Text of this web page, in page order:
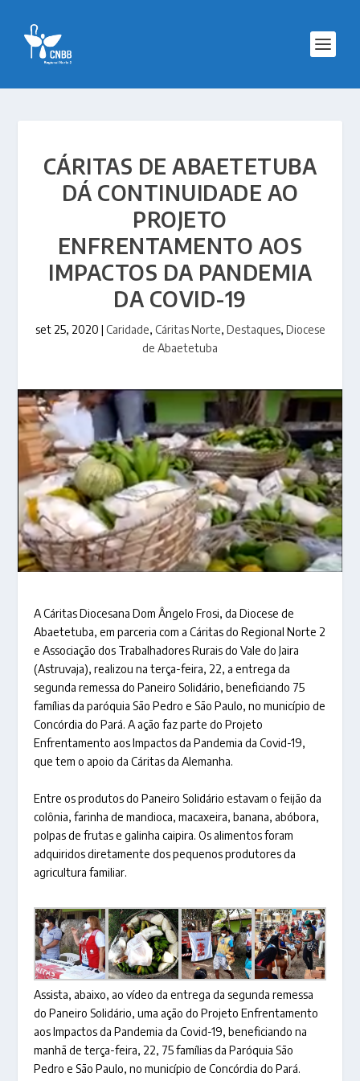
CÁRITAS DE ABAETETUBA
DÁ CONTINUIDADE AO
PROJETO
ENFRENTAMENTO AOS
IMPACTOS DA PANDEMIA
DA COVID-19
set 25, 2020 | Caridade, Cáritas Norte, Destaques, Diocese
de Abaetetuba
A Cáritas Diocesana Dom Ângelo Frosi, da Diocese de
Abaetetuba, em parceria com a Cáritas do Regional Norte 2
e Associação dos Trabalhadores Rurais do Vale do Jaira
(Astruvaja), realizou na terça-feira, 22, a entrega da
segunda remessa do Paneiro Solidário, beneficiando 75
famílias da paróquia São Pedro e São Paulo, no município de
Concórdia do Pará. A ação faz parte do Projeto
Enfrentamento aos Impactos da Pandemia da Covid-19,
que tem o apoio da Cáritas da Alemanha.
Entre os produtos do Paneiro Solidário estavam o feijão da
colônia, farinha de mandioca, macaxeira, banana, abóbora,
polpas de frutas e galinha caipira. Os alimentos foram
adquiridos diretamente dos pequenos produtores da
agricultura familiar.
Assista, abaixo, ao vídeo da entrega da segunda remessa
do Paneiro Solidário, uma ação do Projeto Enfrentamento
aos Impactos da Pandemia da Covid-19, beneficiando na
manhã de terça-feira, 22, 75 famílias da Paróquia São
Pedro e São Paulo, no município de Concórdia do Pará.